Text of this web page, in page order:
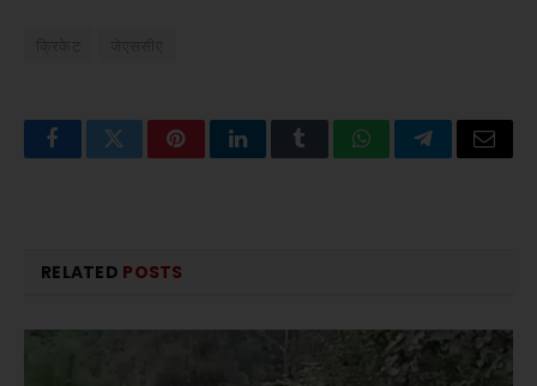
FacebookTwitterPinterestLinkedInTumblrWhatsAppTelegramEmail
RELATED POSTS